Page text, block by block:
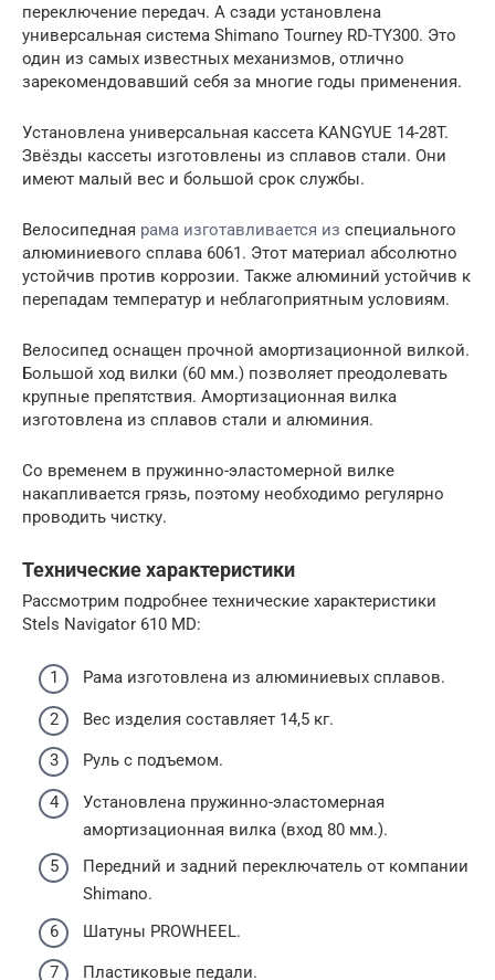
переключение передач. А сзади установлена
универсальная система Shimano Tourney RD-TY300. Это
один из самых известных механизмов, отлично
зарекомендовавший себя за многие годы применения.
Установлена универсальная кассета KANGYUE 14-28T.
Звёзды кассеты изготовлены из сплавов стали. Они
имеют малый вес и большой срок службы.
Велосипедная рама изготавливается из специального
алюминиевого сплава 6061. Этот материал абсолютно
устойчив против коррозии. Также алюминий устойчив к
перепадам температур и неблагоприятным условиям.
Велосипед оснащен прочной амортизационной вилкой.
Большой ход вилки (60 мм.) позволяет преодолевать
крупные препятствия. Амортизационная вилка
изготовлена из сплавов стали и алюминия.
Со временем в пружинно-эластомерной вилке
накапливается грязь, поэтому необходимо регулярно
проводить чистку.
Технические характеристики
Рассмотрим подробнее технические характеристики
Stels Navigator 610 MD:
Рама изготовлена из алюминиевых сплавов.
Вес изделия составляет 14,5 кг.
Руль с подъемом.
Установлена пружинно-эластомерная
амортизационная вилка (вход 80 мм.).
Передний и задний переключатель от компании
Shimano.
Шатуны PROWHEEL.
Пластиковые педали.